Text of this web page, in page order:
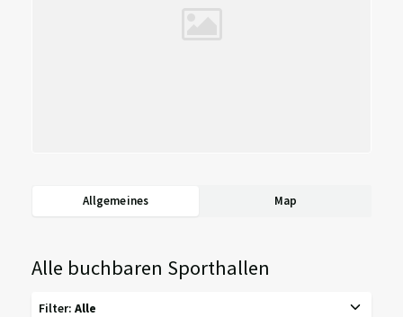
Allgemeines Map
Alle buchbaren Sporthallen
Filter: Alle